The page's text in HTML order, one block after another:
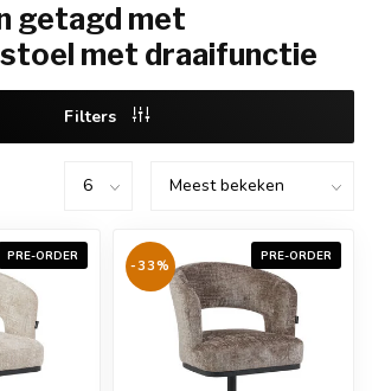
getagd met
met draaifunctie
Filters
PRE-ORDER PRE-ORDER
-33%